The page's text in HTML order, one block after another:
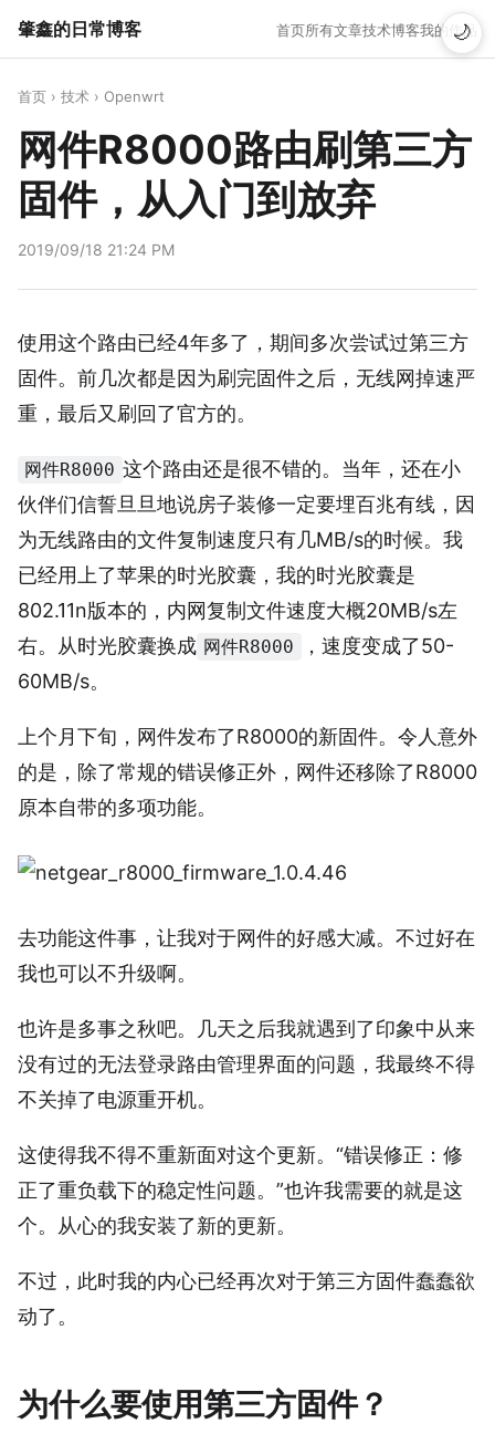
肇鑫的日常博客 首页所有文章技术博客我的作品
首页 › 技术 › Openwrt
网件R8000路由刷第三方
固件，从入门到放弃
2019/09/18 21:24 PM
使用这个路由已经4年多了，期间多次尝试过第三方
固件。前几次都是因为刷完固件之后，无线网掉速严
重，最后又刷回了官方的。
网件R8000 这个路由还是很不错的。当年，还在小
伙伴们信誓旦旦地说房子装修一定要埋百兆有线，因
为无线路由的文件复制速度只有几MB/s的时候。我
已经用上了苹果的时光胶囊，我的时光胶囊是
802.11n版本的，内网复制文件速度大概20MB/s左
右。从时光胶囊换成 网件R8000
，速度变成了50-
60MB/s。
上个月下旬，网件发布了R8000的新固件。令人意外
的是，除了常规的错误修正外，网件还移除了R8000
原本自带的多项功能。
去功能这件事，让我对于网件的好感大减。不过好在
我也可以不升级啊。
也许是多事之秋吧。几天之后我就遇到了印象中从来
没有过的无法登录路由管理界面的问题，我最终不得
不关掉了电源重开机。
这使得我不得不重新面对这个更新。“错误修正：修
正了重负载下的稳定性问题。”也许我需要的就是这
个。从心的我安装了新的更新。
不过，此时我的内心已经再次对于第三方固件蠢蠢欲
动了。
为什么要使用第三方固件？
🌙